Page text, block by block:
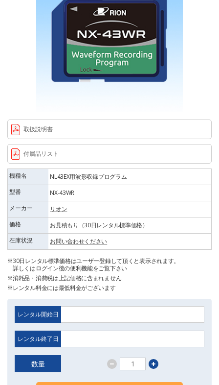
取扱説明書
付属品リスト
機種名
NL43EX用波形収録プログラム
型番
NX-43WR
メーカー
リオン
価格
お見積もり（30日レンタル標準価格）
在庫状況
お問い合わせください
30日レンタル標準価格はユーザー登録して頂くと表示されます。
詳しくはログイン後の便利機能をご覧下さい
消耗品・消費税は上記価格に含まれません
レンタル料金には最低料金がございます
レンタル開始日
レンタル終了日
数量